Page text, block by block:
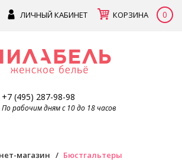
ЛИЧНЫЙ КАБИНЕТ КОРЗИНА 0
+7 (495) 287-98-98
По рабочим дням с 10 до 18 часов
магазин Бюстгальтеры